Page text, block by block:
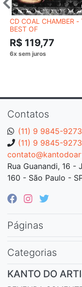
CD COAL CHAMBER -
BEST OF
R$ 119,77
Contatos
(11) 9 9845-9273
(11) 9 9845-9273
Rua Guanandi, 16
160 - São Paulo -
Páginas
Categorias
KANTO DO